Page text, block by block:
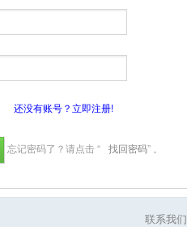
还没有账号？立即注册!
忘记密码了？请点击 “ 找回密码” 。
联系我们